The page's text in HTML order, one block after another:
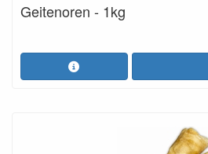
lamsluchtpijp en lamsoren,
Elk product is zorgvuldig
toevoegingen, conserveringsmiddelen
een pure en natuurlijke snackervaring.
gezonde, smakelijke beloning die
Geitenoren - 1kg